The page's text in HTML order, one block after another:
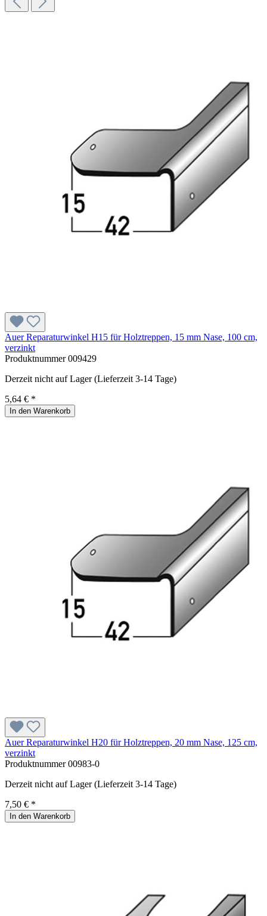
Auer Reparaturwinkel H15 für Holztreppen, 15 mm Nase, 100 cm,
verzinkt
Produktnummer009429
Derzeit nicht auf Lager (Lieferzeit 3-14 Tage)
5,64 € *
In den Warenkorb
Auer Reparaturwinkel H20 für Holztreppen, 20 mm Nase, 125 cm,
verzinkt
Produktnummer00983-0
Derzeit nicht auf Lager (Lieferzeit 3-14 Tage)
7,50 € *
In den Warenkorb